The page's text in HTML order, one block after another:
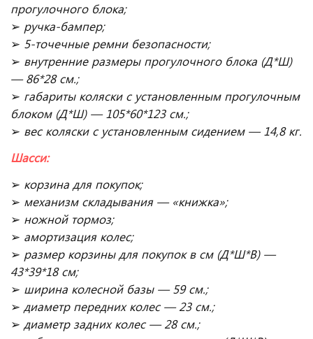
прогулочного блока;
➢ ручка-бампер;
➢ 5-точечные ремни безопасности;
➢ внутренние размеры прогулочного блока (Д*Ш)
— 86*28 см.;
➢ габариты коляски с установленным прогулочным
блоком (Д*Ш) — 105*60*123 см.;
➢ вес коляски с установленным сидением — 14,8 кг.
Шасси:
➢ корзина для покупок;
➢ механизм складывания — «книжка»;
➢ ножной тормоз;
➢ амортизация колес;
➢ размер корзины для покупок в см (Д*Ш*В) —
43*39*18 см;
➢ ширина колесной базы — 59 см.;
➢ диаметр передних колес — 23 см.;
➢ диаметр задних колес — 28 см.;